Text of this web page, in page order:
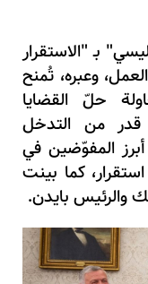
بـ "الاستقرار
وعبره، تُمنح
حلّ القضايا
قدر من التدخل
المفوّضين في
كما بينت
والرئيس بايدن.